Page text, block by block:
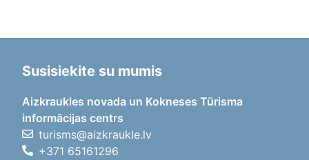
Susisiekite su mumis
Aizkraukles novada un Kokneses Tūrisma
informācijas centrs
turisms@aizkraukle.lv
+371 65161296